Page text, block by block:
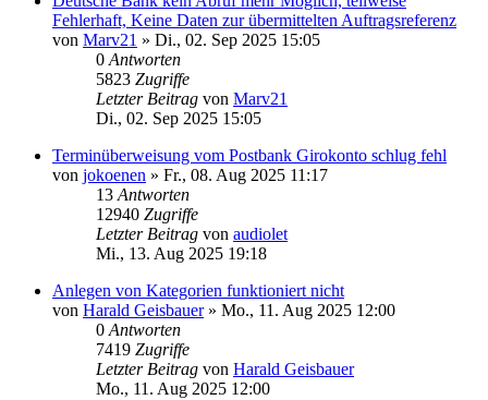
Fehlerhaft, Keine Daten zur übermittelten Auftragsreferenz
von Marv21 » Di., 02. Sep 2025 15:05
0 Antworten
5823 Zugriffe
Letzter Beitrag von Marv21
Di., 02. Sep 2025 15:05
Terminüberweisung vom Postbank Girokonto schlug fehl
von jokoenen » Fr., 08. Aug 2025 11:17
13 Antworten
12940 Zugriffe
Letzter Beitrag von audiolet
Mi., 13. Aug 2025 19:18
Anlegen von Kategorien funktioniert nicht
von Harald Geisbauer» Mo., 11. Aug 2025 12:00
0 Antworten
7419 Zugriffe
Letzter Beitrag von Harald Geisbauer
Mo., 11. Aug 2025 12:00